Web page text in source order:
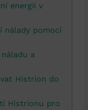
energii v
nálady pomocí
a
Histrion do
Histrionu pro